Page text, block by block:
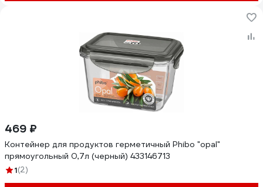
469 ₽
Контейнер для продуктов герметичный Phibo "opal"
прямоугольный 0,7л (черный) 433146713
1(2)